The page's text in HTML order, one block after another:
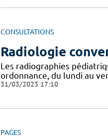
CONSULTATIONS
Radiologie
Les radiographies
ordonnance, du lundi au
31/03/2023 17:10
PAGES